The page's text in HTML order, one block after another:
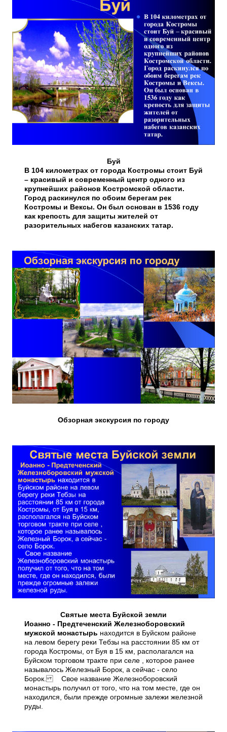
Буй
В 104 километрах от города Костромы стоит Буй
– красивый и современный центр одного из
крупнейших районов Костромской области.
Город раскинулся по обоим берегам рек
Костромы и Вексы. Он был основан в 1536 году
как крепость для защиты жителей от
разорительных набегов казанских татар.
Обзорная экскурсия по городу
Святые места Буйской земли
Иоанно - Предтеченский Железноборовский
мужской монастырь находится в Буйском районе
на левом берегу реки Тебзы на расстоянии 85 км от
города Костромы, от Буя в 15 км, располагался на
Буйском торговом тракте при селе , которое ранее
называлось Железный Борок, а сейчас - село
Борок. Свое название Железноборовский
монастырь получил от того, что на том месте, где он
находился, были прежде огромные залежи железной
руды.